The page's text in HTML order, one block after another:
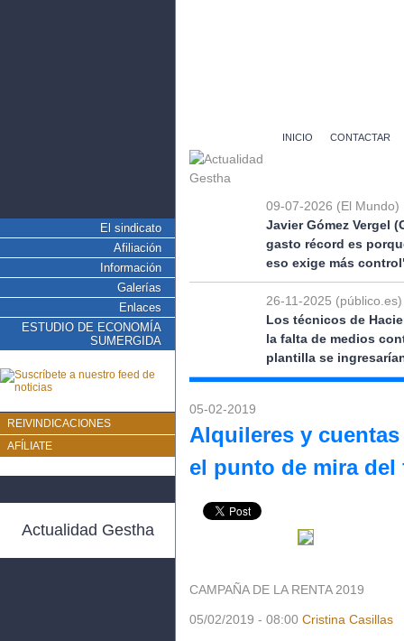
El sindicato
Afiliación
Información
Galerías
Enlaces
ESTUDIO DE ECONOMÍA
SUMERGIDA
REIVINDICACIONES
AFÍLIATE
Actualidad Gestha
INICIO CONTACTAR
09-07-2026 (El Mundo)
Javier Gómez Vergel
gasto récord es
eso exige más
26-11-2025 (público.es)
Los técnicos de
la falta de medios
plantilla se
05-02-2019
Alquileres y
el punto de mira del
CAMPAÑA DE LA RENTA 2019
05/02/2019 - 08:00 Cristina Casillas